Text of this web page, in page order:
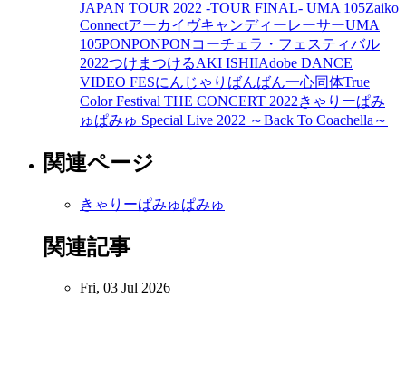
JAPAN TOUR 2022 -TOUR FINAL- UMA 105Zaiko
ConnectアーカイヴキャンディーレーサーUMA
105PONPONPONコーチェラ・フェスティバル
2022つけまつけるAKI ISHIIAdobe DANCE
VIDEO FESにんじゃりばんばん一心同体True
Color Festival THE CONCERT 2022きゃりーぱみ
ゅぱみゅ Special Live 2022 ～Back To Coachella～
関連ページ
きゃりーぱみゅぱみゅ
関連記事
Fri, 03 Jul 2026